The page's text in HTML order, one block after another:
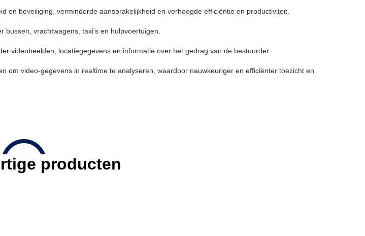
en beveiliging, verminderde aansprakelijkheid en verhoogde efficiëntie en productiviteit.
vrachtwagens, taxi's en hulpvoertuigen.
videobeelden, locatiegegevens en informatie over het gedrag van de bestuurder.
om video-gegevens in realtime te analyseren, waardoor nauwkeuriger en efficiënter toezicht en
producten